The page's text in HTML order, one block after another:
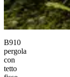
B910
pergola
con
tetto